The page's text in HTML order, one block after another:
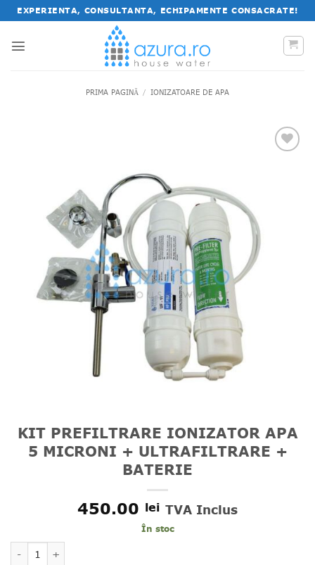
Salt
la
conținut
EXPERIENTA, CONSULTANTA, ECHIPAMENTE CONSACRATE!
PRIMA PAGINĂ / IONIZATOARE DE APA
KIT PREFILTRARE IONIZATOR APA
5 MICRONI + ULTRAFILTRARE +
BATERIE
450.00 lei TVA Inclus
În stoc
Cantitate KIT PREFILTRARE IONIZATOR APA 5 MICRONI +